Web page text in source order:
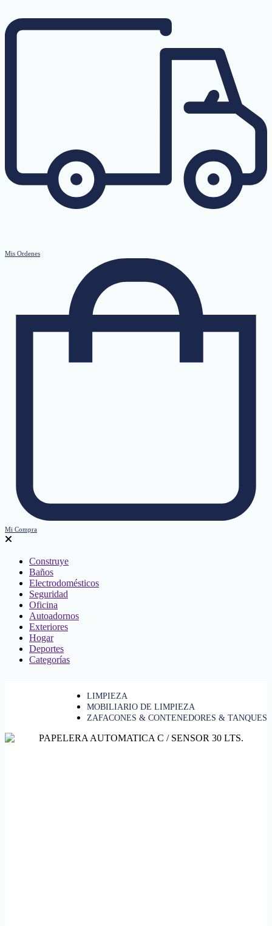
Mis Ordenes
Mi Compra
Construye
Baños
Electrodomésticos
Seguridad
Oficina
Autoadornos
Exteriores
Hogar
Deportes
Categorías
LIMPIEZA
MOBILIARIO DE LIMPIEZA
ZAFACONES & CONTENEDORES & TANQUES